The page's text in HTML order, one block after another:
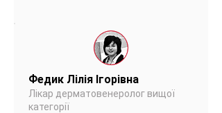
Федик Лілія Ігорівна
Лікар дерматовенеролог вищої
категорії